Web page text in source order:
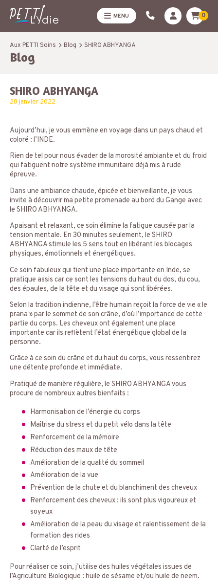
MENU 0
Aux PETTI Soins Blog SHIRO ABHYANGA
Blog
SHIRO ABHYANGA
28 janvier 2022
Aujourd’hui, je vous emmène en voyage dans un pays chaud et
coloré : l’INDE.
Rien de tel pour nous évader de la morosité ambiante et du froid
qui fatiguent notre système immunitaire déjà mis à rude
épreuve.
Dans une ambiance chaude, épicée et bienveillante, je vous
invite à découvrir ma petite promenade au bord du Gange avec
le SHIRO ABHYANGA.
Apaisant et relaxant, ce soin élimine la fatigue causée par la
tension mentale. En 30 minutes seulement, le SHIRO
ABHYANGA stimule les 5 sens tout en libérant les blocages
physiques, émotionnels et énergétiques.
Ce soin fabuleux qui tient une place importante en Inde, se
pratique assis car ce sont les tensions du haut du dos, du cou,
des épaules, de la tête et du visage qui sont libérées.
Selon la tradition indienne, l’être humain reçoit la force de vie « le
prana » par le sommet de son crâne, d’où l’importance de cette
partie du corps. Les cheveux ont également une place
importante car ils reflètent l’état énergétique global de la
personne.
Grâce à ce soin du crâne et du haut du corps, vous ressentirez
une détente profonde et immédiate.
Pratiqué de manière régulière, le SHIRO ABHYANGA vous
procure de nombreux autres bienfaits :
Harmonisation de l’énergie du corps
Maîtrise du stress et du petit vélo dans la tête
Renforcement de la mémoire
Réduction des maux de tête
Amélioration de la qualité du sommeil
Amélioration de la vue
Prévention de la chute et du blanchiment des cheveux
Renforcement des cheveux : ils sont plus vigoureux et
soyeux
Amélioration de la peau du visage et ralentissement de la
formation des rides
Clarté de l’esprit
Pour réaliser ce soin, j’utilise des huiles végétales issues de
l’Agriculture Biologique : huile de sésame et/ou huile de neem.